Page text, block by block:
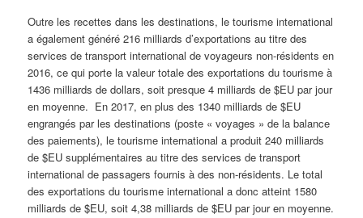
Outre les recettes dans les destinations, le tourisme international
a également généré 216 milliards d’exportations au titre des
services de transport international de voyageurs non-résidents en
2016, ce qui porte la valeur totale des exportations du tourisme à
1436 milliards de dollars, soit presque 4 milliards de $EU par jour
en moyenne. En 2017, en plus des 1340 milliards de $EU
engrangés par les destinations (poste « voyages » de la balance
des paiements), le tourisme international a produit 240 milliards
de $EU supplémentaires au titre des services de transport
international de passagers fournis à des non-résidents. Le total
des exportations du tourisme international a donc atteint 1580
milliards de $EU, soit 4,38 milliards de $EU par jour en moyenne.